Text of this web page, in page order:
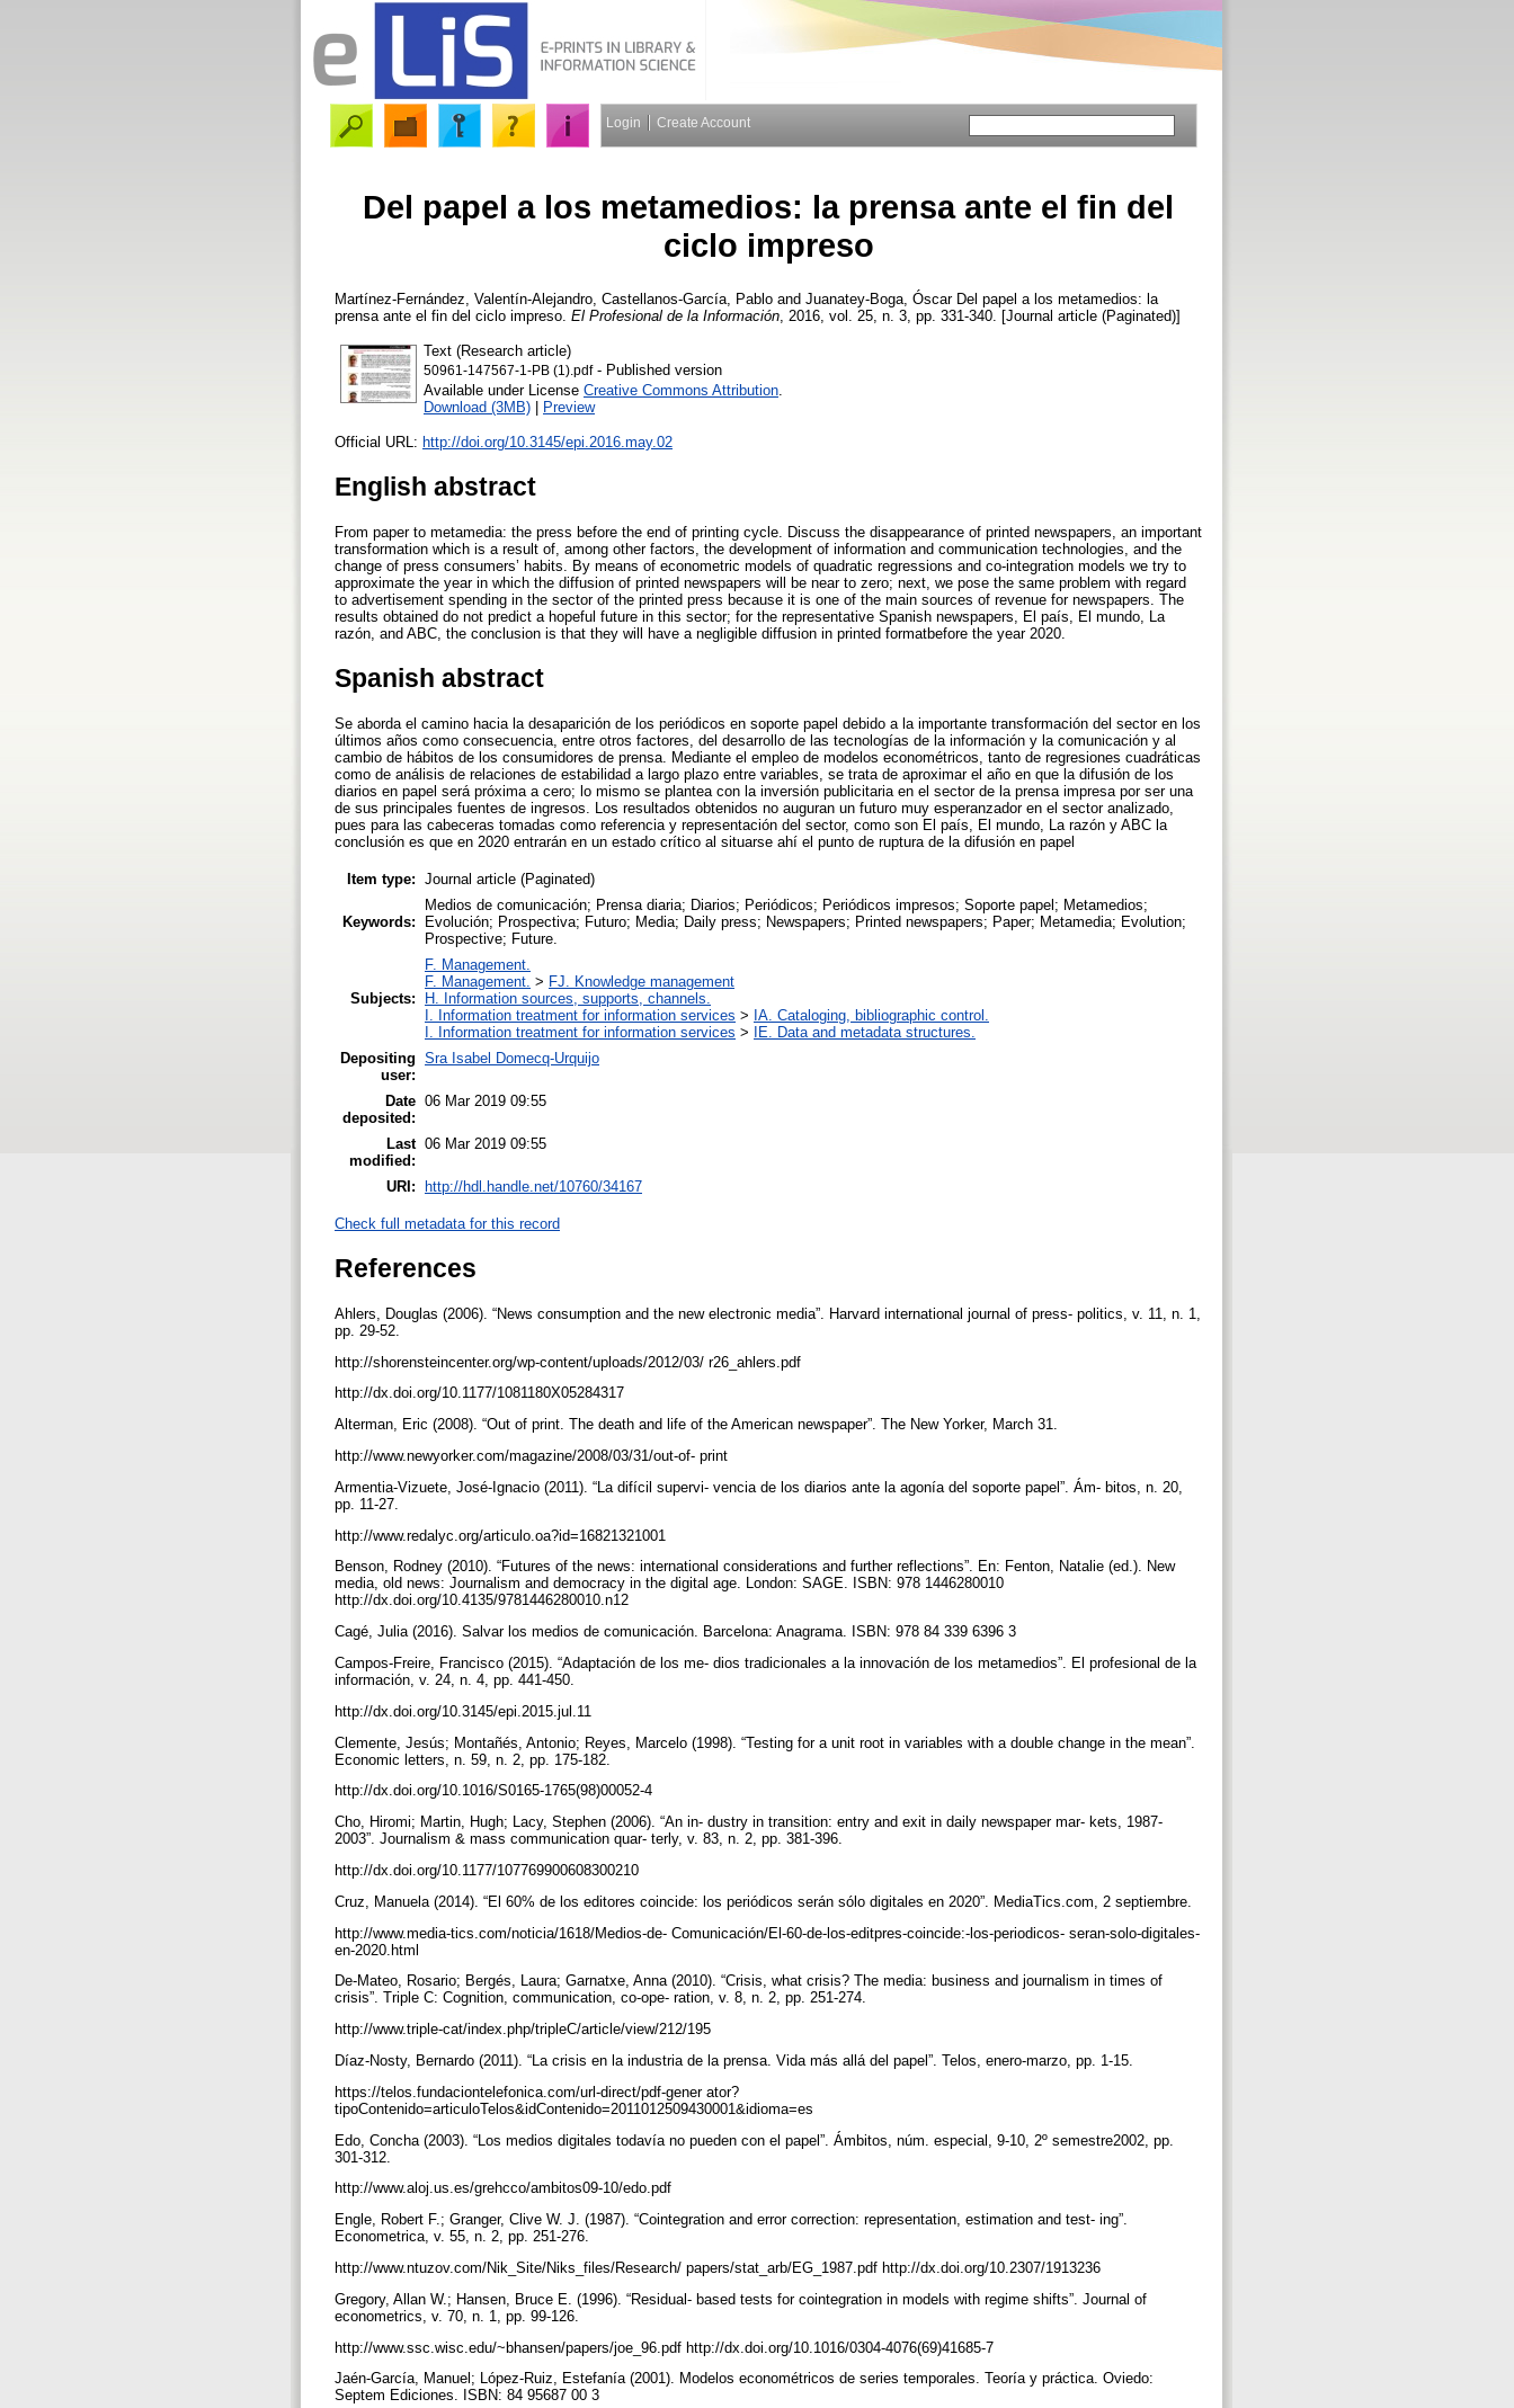
Login Create Account
Del papel a los metamedios: la prensa ante el fin del
ciclo impreso
Martínez-Fernández, Valentín-Alejandro Castellanos-García, Pablo and Juanatey-Boga, ÓscarDel papel a los metamedios: la
prensa ante el fin del ciclo impreso. El Profesional de la Información , 2016, vol. 25, n. 3, pp. 331-340. [Journal article (Paginated)]
Text (Research article)
50961-147567-1-PB (1).pdf- Published version
Available under License Creative Commons Attribution
Download (3MB) | Preview
Official URL: http://doi.org/10.3145/epi.2016.may.02
English abstract
From paper to metamedia: the press before the end of printing cycle. Discuss the disappearance of printed newspapers, an important
transformation which is a result of, among other factors, the development of information and communication technologies, and the
change of press consumers’ habits. By means of econometric models of quadratic regressions and co-integration models we try to
approximate the year in which the diffusion of printed newspapers will be near to zero; next, we pose the same problem with regard
to advertisement spending in the sector of the printed press because it is one of the main sources of revenue for newspapers. The
results obtained do not predict a hopeful future in this sector; for the representative Spanish newspapers, El país, El mundo, La
razón, and ABC, the conclusion is that they will have a negligible diffusion in printed formatbefore the year 2020.
Spanish abstract
Se aborda el camino hacia la desaparición de los periódicos en soporte papel debido a la importante transformación del sector en los
últimos años como consecuencia, entre otros factores, del desarrollo de las tecnologías de la información y la comunicación y al
cambio de hábitos de los consumidores de prensa. Mediante el empleo de modelos econométricos, tanto de regresiones cuadráticas
como de análisis de relaciones de estabilidad a largo plazo entre variables, se trata de aproximar el año en que la difusión de los
diarios en papel será próxima a cero; lo mismo se plantea con la inversión publicitaria en el sector de la prensa impresa por ser una
de sus principales fuentes de ingresos. Los resultados obtenidos no auguran un futuro muy esperanzador en el sector analizado,
pues para las cabeceras tomadas como referencia y representación del sector, como son El país, El mundo, La razón y ABC la
conclusión es que en 2020 entrarán en un estado crítico al situarse ahí el punto de ruptura de la difusión en papel
Item type: Journal article (Paginated)
Keywords:
Medios de comunicación; Prensa diaria; Diarios; Periódicos; Periódicos impresos; Soporte papel; Metamedios;
Evolución; Prospectiva; Futuro; Media; Daily press; Newspapers; Printed newspapers; Paper; Metamedia; Evolution;
Prospective; Future.
Subjects:
F. Management.
F. Management. > FJ. Knowledge management
H. Information sources, supports, channels.
I. Information treatment for information services > IA. Cataloging, bibliographic control.
I. Information treatment for information services >
IE. Data and metadata structures.
Depositing
user:
Sra Isabel Domecq-Urquijo
Date
deposited:
06 Mar 2019 09:55
Last
modified:
06 Mar 2019 09:55
URI: http://hdl.handle.net/10760/34167
Check full metadata for this record
References
Ahlers, Douglas (2006). “News consumption and the new electronic media”. Harvard international journal of press- politics, v. 11, n. 1,
pp. 29-52.
http://shorensteincenter.org/wp-content/uploads/2012/03/ r26_ahlers.pdf
http://dx.doi.org/10.1177/1081180X05284317
Alterman, Eric (2008). “Out of print. The death and life of the American newspaper”. The New Yorker, March 31.
http://www.newyorker.com/magazine/2008/03/31/out-of- print
Armentia-Vizuete, José-Ignacio (2011). “La difícil supervi- vencia de los diarios ante la agonía del soporte papel”. Ám- bitos, n. 20,
pp. 11-27.
http://www.redalyc.org/articulo.oa?id=16821321001
Benson, Rodney (2010). “Futures of the news: international considerations and further reflections”. En: Fenton, Natalie (ed.). New
media, old news: Journalism and democracy in the digital age. London: SAGE. ISBN: 978 1446280010
http://dx.doi.org/10.4135/9781446280010.n12
Cagé, Julia (2016). Salvar los medios de comunicación. Barcelona: Anagrama. ISBN: 978 84 339 6396 3
Campos-Freire, Francisco (2015). “Adaptación de los me- dios tradicionales a la innovación de los metamedios”. El profesional de la
información, v. 24, n. 4, pp. 441-450.
http://dx.doi.org/10.3145/epi.2015.jul.11
Clemente, Jesús; Montañés, Antonio; Reyes, Marcelo (1998). “Testing for a unit root in variables with a double change in the mean”.
Economic letters, n. 59, n. 2, pp. 175-182.
http://dx.doi.org/10.1016/S0165-1765(98)00052-4
Cho, Hiromi; Martin, Hugh; Lacy, Stephen (2006). “An in- dustry in transition: entry and exit in daily newspaper mar- kets, 1987-
2003”. Journalism & mass communication quar- terly, v. 83, n. 2, pp. 381-396.
http://dx.doi.org/10.1177/107769900608300210
Cruz, Manuela (2014). “El 60% de los editores coincide: los periódicos serán sólo digitales en 2020”. MediaTics.com, 2 septiembre.
http://www.media-tics.com/noticia/1618/Medios-de- Comunicación/El-60-de-los-editpres-coincide:-los-periodicos- seran-solo-digitales-
en-2020.html
De-Mateo, Rosario; Bergés, Laura; Garnatxe, Anna (2010). “Crisis, what crisis? The media: business and journalism in times of
crisis”. Triple C: Cognition, communication, co-ope- ration, v. 8, n. 2, pp. 251-274.
http://www.triple-cat/index.php/tripleC/article/view/212/195
Díaz-Nosty, Bernardo (2011). “La crisis en la industria de la prensa. Vida más allá del papel”. Telos, enero-marzo, pp. 1-15.
https://telos.fundaciontelefonica.com/url-direct/pdf-gener ator?
tipoContenido=articuloTelos&idContenido=2011012509430001&idioma=es
Edo, Concha (2003). “Los medios digitales todavía no pueden con el papel”. Ámbitos, núm. especial, 9-10, 2º semestre2002, pp.
301-312.
http://www.aloj.us.es/grehcco/ambitos09-10/edo.pdf
Engle, Robert F.; Granger, Clive W. J. (1987). “Cointegration and error correction: representation, estimation and test- ing”.
Econometrica, v. 55, n. 2, pp. 251-276.
http://www.ntuzov.com/Nik_Site/Niks_files/Research/ papers/stat_arb/EG_1987.pdf http://dx.doi.org/10.2307/1913236
Gregory, Allan W.; Hansen, Bruce E. (1996). “Residual- based tests for cointegration in models with regime shifts”. Journal of
econometrics, v. 70, n. 1, pp. 99-126.
http://www.ssc.wisc.edu/~bhansen/papers/joe_96.pdf http://dx.doi.org/10.1016/0304-4076(69)41685-7
Jaén-García, Manuel; López-Ruiz, Estefanía (2001). Modelos econométricos de series temporales. Teoría y práctica. Oviedo:
Septem Ediciones. ISBN: 84 95687 00 3